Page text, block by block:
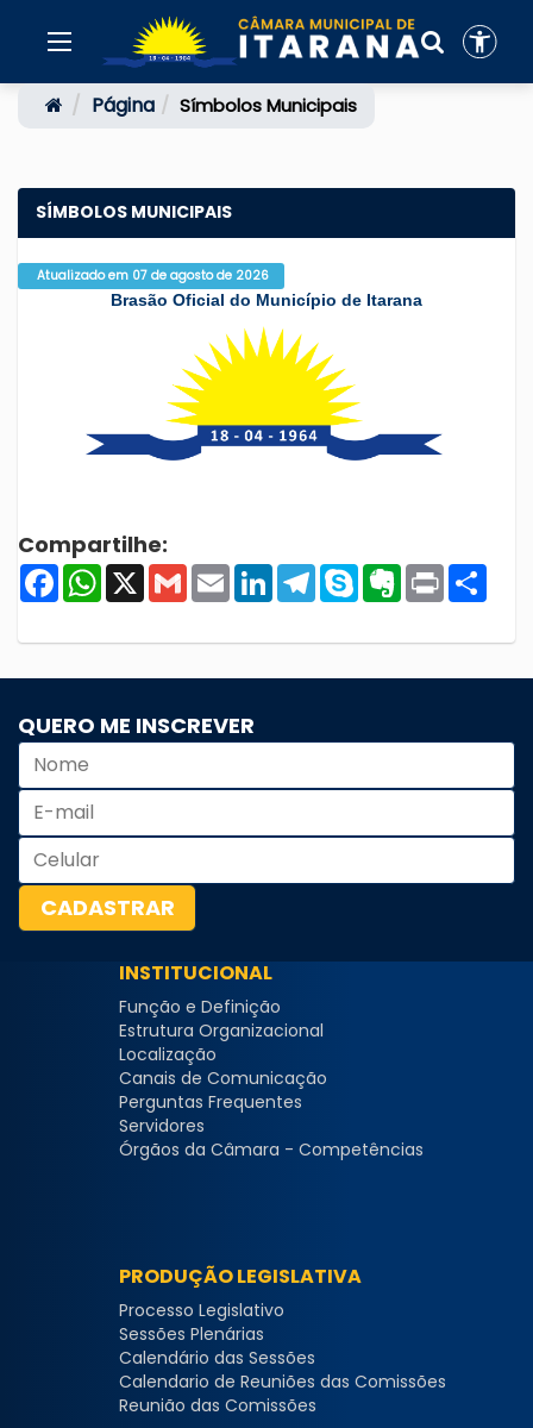
Página Símbolos Municipais
SÍMBOLOS MUNICIPAIS
Atualizado em 07 de agosto de 2026
Brasão Oficial do Município de Itarana
Compartilhe:
FacebookWhatsApp
X GmailEmail LinkedInTelegram
SkypeEvernote
Print
QUERO ME INSCREVER
INSTITUCIONAL
Função e Definição
Estrutura Organizacional
Localização
Canais de Comunicação
Perguntas Frequentes
Servidores
Órgãos da Câmara - Competências
PRODUÇÃO LEGISLATIVA
Processo Legislativo
Sessões Plenárias
Calendário das Sessões
Calendario de Reuniões das Comissões
Reunião das Comissões